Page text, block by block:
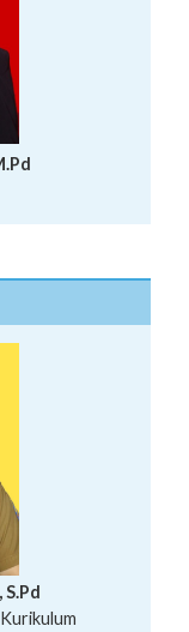
M.Sn
S.Pd.